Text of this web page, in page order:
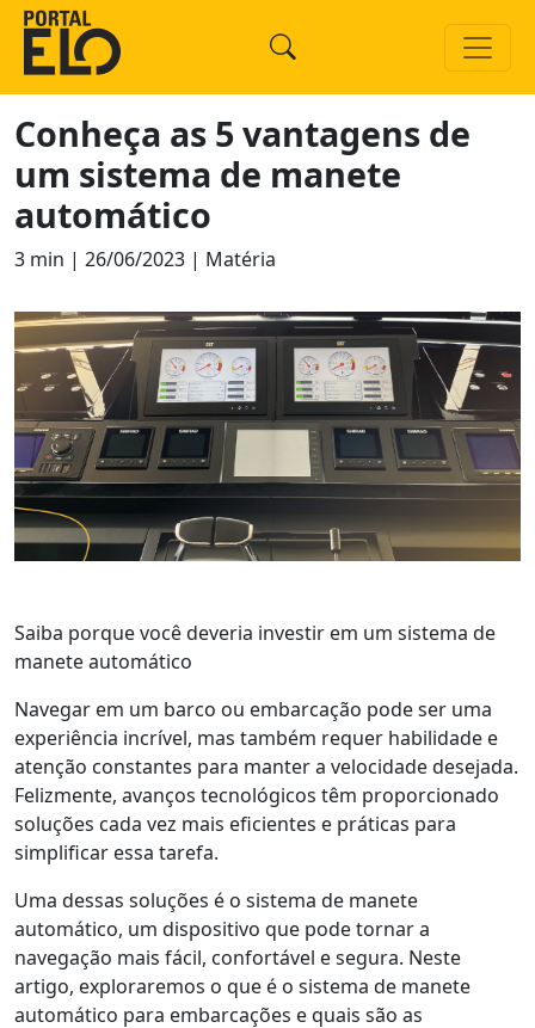
Conheça as 5 vantagens de
um sistema de manete
automático
3 min | 26/06/2023 | Matéria
Saiba porque você deveria investir em um sistema de
manete automático
Navegar em um barco ou embarcação pode ser uma
experiência incrível, mas também requer habilidade e
atenção constantes para manter a velocidade desejada.
Felizmente, avanços tecnológicos têm proporcionado
soluções cada vez mais eficientes e práticas para
simplificar essa tarefa.
Uma dessas soluções é o sistema de manete
automático, um dispositivo que pode tornar a
navegação mais fácil, confortável e segura. Neste
artigo, exploraremos o que é o sistema de manete
automático para embarcações e quais são as